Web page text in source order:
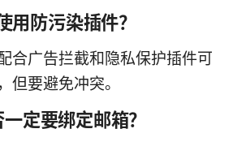
用防污染插件？
合广告拦截和隐私保护插件可
但要避免冲突。
定要绑定邮箱？